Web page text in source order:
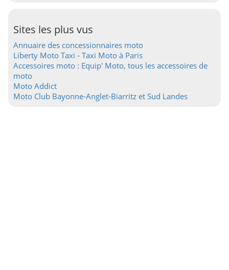
Sites les plus vus
Annuaire des concessionnaires moto
Liberty Moto Taxi - Taxi Moto à Paris
Accessoires moto : Equip' Moto, tous les accessoires de
moto
Moto Addict
Moto Club Bayonne-Anglet-Biarritz et Sud Landes